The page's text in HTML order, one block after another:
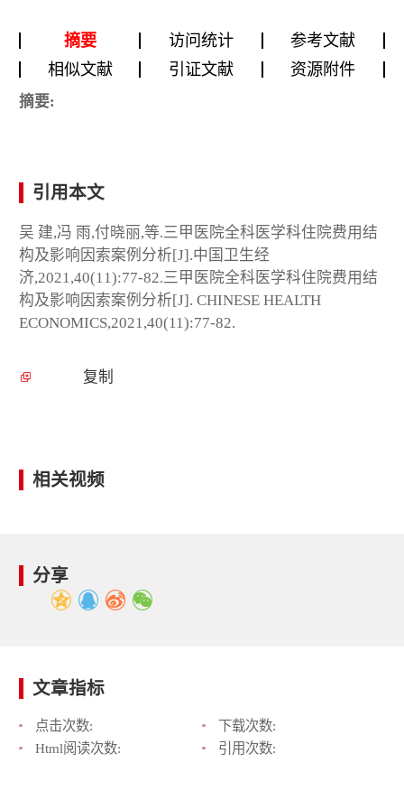
摘要 访问统计
参考文献
相似文献
引证文献 资源附件
摘要:
引用本文
吴 建,冯 雨,付晓丽,等.三甲医院全科医学科住院费用结
构及影响因索案例分析[J].中国卫生经
济,2021,40(11):77-82.三甲医院全科医学科住院费用结
构及影响因索案例分析[J]. CHINESE HEALTH
ECONOMICS,2021,40(11):77-82.
复制
相关视频
分享
文章指标
点击次数:
下载次数:
Html阅读次数:
引用次数: